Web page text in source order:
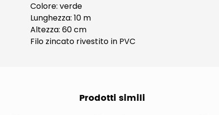
Colore: verde
Lunghezza: 10 m
Altezza: 60 cm
Filo zincato rivestito in PVC
Prodotti simili